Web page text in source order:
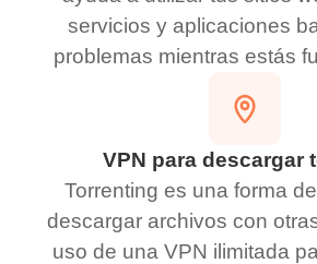
servicios y aplicaciones
problemas mientras estás
VPN para descargar
Torrenting es una forma
descargar archivos con
uso de una VPN ilimitada